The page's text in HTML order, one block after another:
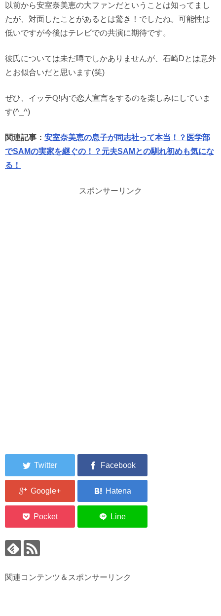
以前から安室奈美恵の大ファンだということは知ってまし
たが、対面したことがあるとは驚き！でしたね。可能性は
低いですが今後はテレビでの共演に期待です。
彼氏については未だ噂でしかありませんが、石崎Dとは意外
とお似合いだと思います(笑)
ぜひ、イッテQ!内で恋人宣言をするのを楽しみにしていま
す(^_^)
関連記事： 安室奈美恵の息子が同志社って本当！？医学部
でSAMの実家を継ぐの！？元夫SAMとの馴れ初めも気にな
る！
スポンサーリンク
関連コンテンツ＆スポンサーリンク